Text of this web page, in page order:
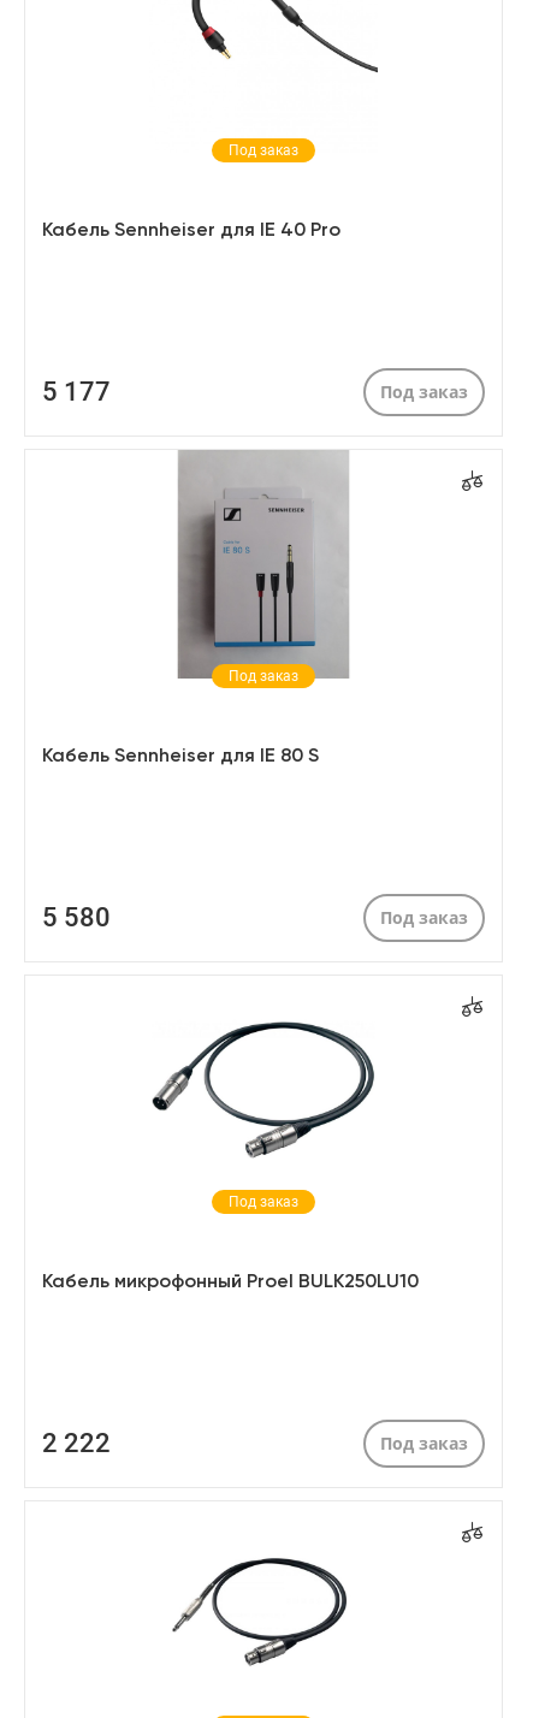
Под заказ
Кабель Sennheiser для IE 40 Pro
5 177 Под заказ
Под заказ
Кабель Sennheiser для IE 80 S
5 580 Под заказ
Под заказ
Кабель микрофонный Proel BULK250LU10
2 222 Под заказ